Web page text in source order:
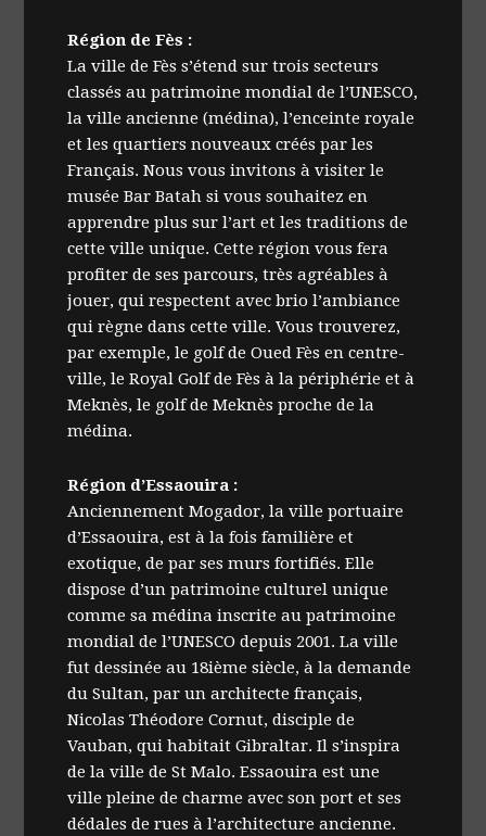
Région de Fès :
La ville de Fès s’étend sur trois secteurs
classés au patrimoine mondial de l’UNESCO,
la ville ancienne (médina), l’enceinte royale
et les quartiers nouveaux créés par les
Français. Nous vous invitons à visiter le
musée Bar Batah si vous souhaitez en
apprendre plus sur l’art et les traditions de
cette ville unique. Cette région vous fera
profiter de ses parcours, très agréables à
jouer, qui respectent avec brio l’ambiance
qui règne dans cette ville. Vous trouverez,
par exemple, le golf de Oued Fès en centre-
ville, le Royal Golf de Fès à la périphérie et à
Meknès, le golf de Meknès proche de la
médina.
Région d’Essaouira :
Anciennement Mogador, la ville portuaire
d’Essaouira, est à la fois familière et
exotique, de par ses murs fortifiés. Elle
dispose d’un patrimoine culturel unique
comme sa médina inscrite au patrimoine
mondial de l’UNESCO depuis 2001. La ville
fut dessinée au 18ième siècle, à la demande
du Sultan, par un architecte français,
Nicolas Théodore Cornut, disciple de
Vauban, qui habitait Gibraltar. Il s’inspira
de la ville de St Malo. Essaouira est une
ville pleine de charme avec son port et ses
dédales de rues à l’architecture ancienne.